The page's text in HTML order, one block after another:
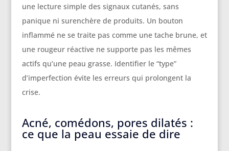
une lecture simple des signaux cutanés, sans
panique ni surenchère de produits. Un bouton
inflammé ne se traite pas comme une tache brune, et
une rougeur réactive ne supporte pas les mêmes
actifs qu’une peau grasse. Identifier le “type”
d’imperfection évite les erreurs qui prolongent la
crise.
Acné, comédons, pores dilatés :
ce que la peau essaie de dire